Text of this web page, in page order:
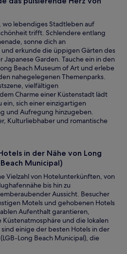
wo lebendiges Stadtleben auf
trifft. Schlendere entlang
sonne dich an
erkunde die üppigen Gärten des
Japanese Garden. Tauche ein in den
Beach Museum of Art und erlebe
nahegelegenen Themenparks.
vielfältigen
Charme einer Küstenstadt lädt
ein, sich einer einzigartigen
und Aufregung hinzugeben.
Kulturliebhaber und romantische
in der Nähe von Long
Municipal)
Vielzahl von Hotelunterkünften, von
bis hin zu
Aussicht. Besucher
Motels und gehobenen Hotels
Aufenthalt garantieren,
und die lokalen
einige der besten Hotels in der
Long Beach Municipal), die